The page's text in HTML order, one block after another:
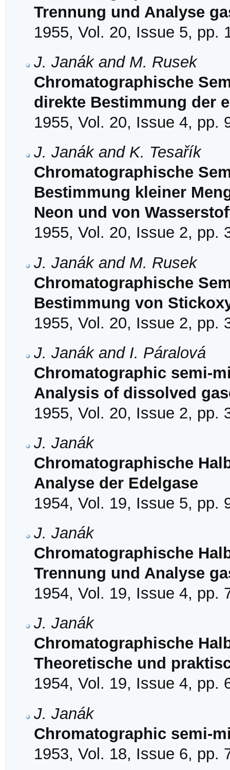
Trennung und Analyse
1955, Vol. 20, Issue 5, pp.
J. Janák and M. Rusek
Chromatographische
direkte Bestimmung der
1955, Vol. 20, Issue 4, pp.
J. Janák and K. Tesařík
Chromatographische
Bestimmung kleiner
Neon und von
1955, Vol. 20, Issue 2, pp.
J. Janák and M. Rusek
Chromatographische
Bestimmung von
1955, Vol. 20, Issue 2, pp.
J. Janák and I. Páralová
Chromatographic semi-
Analysis of dissolved
1955, Vol. 20, Issue 2, pp.
J. Janák
Chromatographische
Analyse der Edelgase
1954, Vol. 19, Issue 5, pp.
J. Janák
Chromatographische
Trennung und Analyse
1954, Vol. 19, Issue 4, pp.
J. Janák
Chromatographische
Theoretische und
1954, Vol. 19, Issue 4, pp.
J. Janák
Chromatographic semi-
1953, Vol. 18, Issue 6, pp.